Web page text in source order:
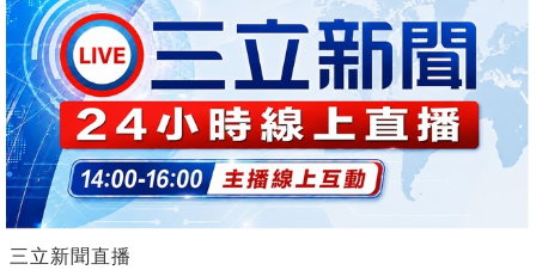
三立新聞直播